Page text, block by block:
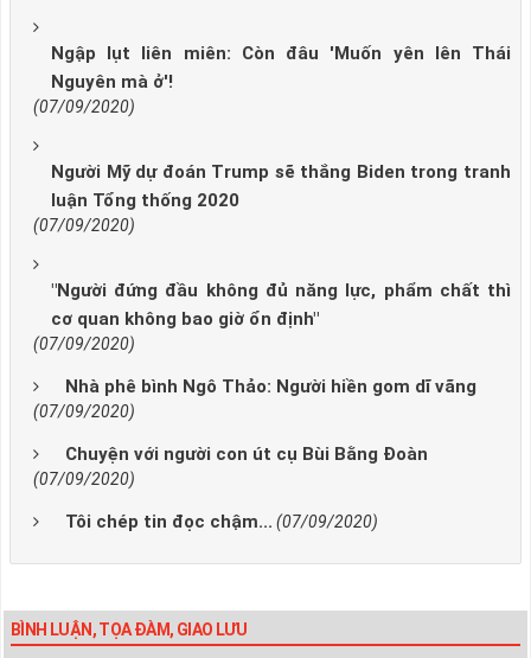
Ngập lụt liên miên: Còn đâu 'Muốn yên lên Thái
Nguyên mà ở'!
(07/09/2020)
Người Mỹ dự đoán Trump sẽ thắng Biden trong tranh
luận Tổng thống 2020
(07/09/2020)
"Người đứng đầu không đủ năng lực, phẩm chất thì
cơ quan không bao giờ ổn định"
(07/09/2020)
Nhà phê bình Ngô Thảo: Người hiền gom dĩ vãng
(07/09/2020)
Chuyện với người con út cụ Bùi Bằng Đoàn
(07/09/2020)
Tôi chép tin đọc chậm... (07/09/2020)
BÌNH LUẬN, TỌA ĐÀM, GIAO LƯU